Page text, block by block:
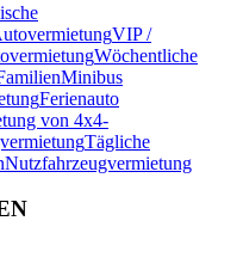
VIP /
Wöchentliche
Minibus
Ferienauto
von 4x4-
Tägliche
Nutzfahrzeugvermietung